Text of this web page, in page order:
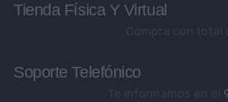
Tienda Física Y Virtual
Soporte Telefónico